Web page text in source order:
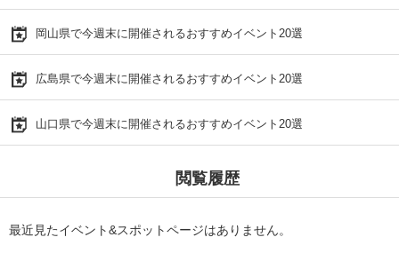
岡山県で今週末に開催されるおすすめイベント20選
広島県で今週末に開催されるおすすめイベント20選
山口県で今週末に開催されるおすすめイベント20選
閲覧履歴
最近見たイベント&スポットページはありません。